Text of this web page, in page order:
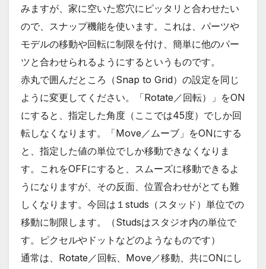
みますが、家に空いた窓穴にピッタリと合わせたい
ので、スナップ機能を使います。これは、パーツや
モデルの移動や回転に制限を付け、簡単に他のパー
ツと合わせられるようにするというものです。
赤丸で囲んだところ（Snap to Grid）の設定を同じ
ように変更してください。「Rotate／回転）」をON
にすると、指定した角度（ここでは45度）でしか回
転しなくなります。「Move／ムーブ」をONにする
と、指定した値の単位でしか移動できなくなりま
す。これをOFFにすると、スムーズに移動できるよ
うになりますが、その反面、位置合わせがとても難
しくなります。今回は１studs（スタッド）単位での
移動に制限します。（Studsはスタジオ内の単位で
す。ピクセルやドットなどのようなものです）
通常は、Rotate／回転、Move／移動、共にONにし